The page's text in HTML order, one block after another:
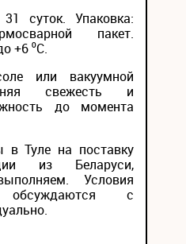
суток. Упаковка:
пакет.
+6 ⁰С.
или вакуумной
свежесть и
до момента
в Туле на поставку
из Беларуси,
Условия
обсуждаются с